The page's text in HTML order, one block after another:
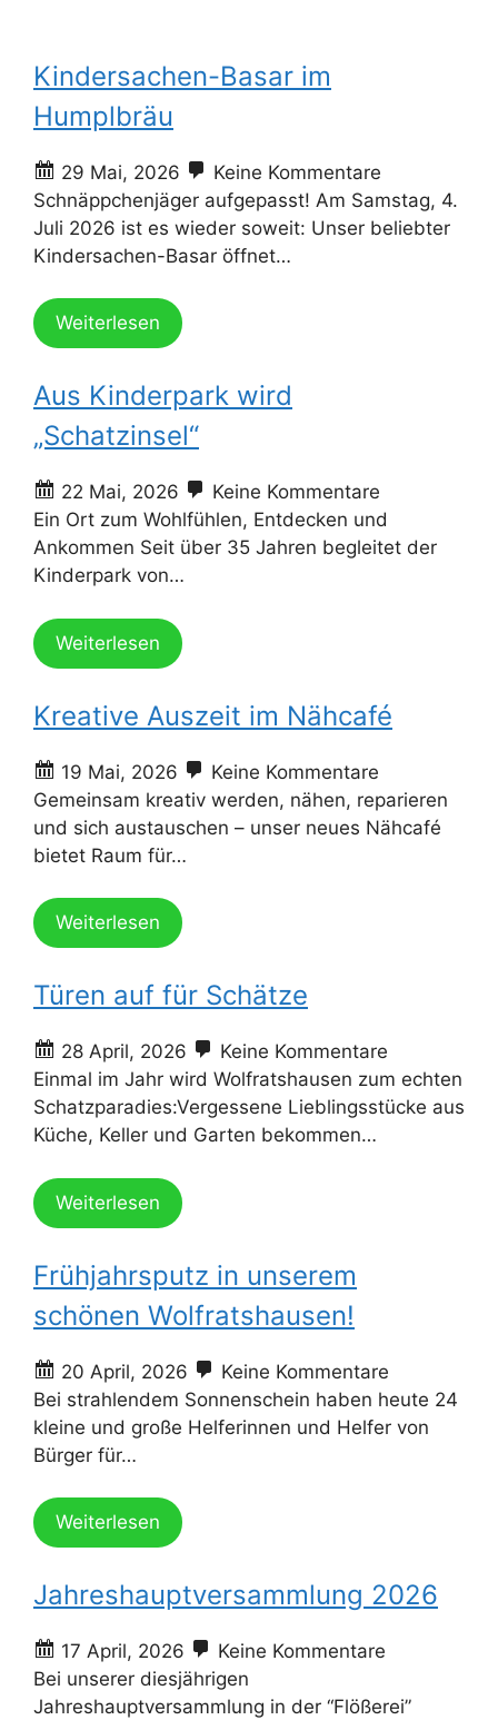
Kindersachen-Basar im
Humplbräu
29 Mai, 2026
Keine Kommentare
Schnäppchenjäger aufgepasst! Am Samstag, 4.
Juli 2026 ist es wieder soweit: Unser beliebter
Kindersachen-Basar öffnet…
Weiterlesen
Aus Kinderpark wird
„Schatzinsel“
22 Mai, 2026
Keine Kommentare
Ein Ort zum Wohlfühlen, Entdecken und
Ankommen Seit über 35 Jahren begleitet der
Kinderpark von…
Weiterlesen
Kreative Auszeit im Nähcafé
19 Mai, 2026
Keine Kommentare
Gemeinsam kreativ werden, nähen, reparieren
und sich austauschen – unser neues Nähcafé
bietet Raum für…
Weiterlesen
Türen auf für Schätze
28 April, 2026
Keine Kommentare
Einmal im Jahr wird Wolfratshausen zum echten
Schatzparadies:Vergessene Lieblingsstücke aus
Küche, Keller und Garten bekommen…
Weiterlesen
Frühjahrsputz in unserem
schönen Wolfratshausen!
20 April, 2026
Keine Kommentare
Bei strahlendem Sonnenschein haben heute 24
kleine und große Helferinnen und Helfer von
Bürger für…
Weiterlesen
Jahreshauptversammlung 2026
17 April, 2026
Keine Kommentare
Bei unserer diesjährigen
Jahreshauptversammlung in der “Flößerei”